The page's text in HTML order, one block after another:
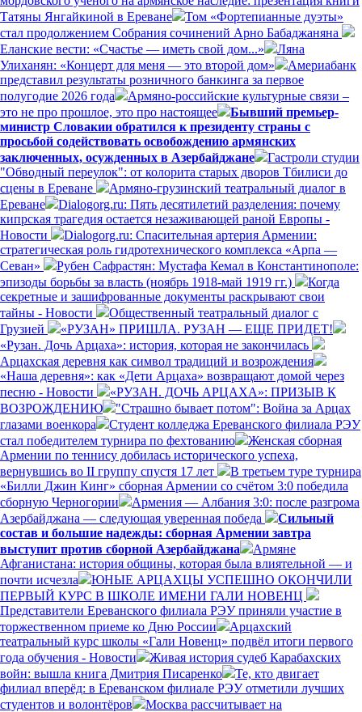
Татяны Янгайкиной в Ереване
Том «Фортепианные дуэты»
стал продолжением Собрания сочинений Арно Бабаджаняна
Еланские вести: «Счастье — иметь свой дом...»
Ляна
Улиханян: «Концерт для меня — это второй дом»
Америабанк
представил результаты розничного банкинга за первое
полугодие 2026 года
Армяно-российские культурные связи –
это не про прошлое, это про настоящее
Бывший премьер-
министр Словакии обратился к президенту страны с
просьбой содействовать освобождению армянских
заключенных, осужденных в Азербайджане
Гастроли студии
"Обводный переулок": от колорита старых дворов Тбилиси до
сцены в Ереване
Армяно-грузинский театральный диалог в
Ереване
Dialogorg.ru: Пять десятилетий разделения: почему
кипрская трагедия остается незаживающей раной Европы -
Новости
Dialogorg.ru: Спасительная артерия Армении:
стратегическая роль гидротехнического комплекса «Арпа —
Севан»
Рубен Сафрастян: Мустафа Кемал в Константинополе:
эпизоды борьбы за власть (ноябрь 1918-май 1919 гг.)
Когда
секретные и зашифрованные документы раскрывают свои
тайны - Новости
Общественный театральный диалог с
Грузией
«РУЗАН» ПРИШЛА. РУЗАН — ЕЩЕ ПРИДЕТ!
«Рузан. Дочь Арцаха»: история, которая не закончилась
Арцахская деревня как символ традиций и возрождения
«Наша деревня»: как «Дети Арцаха» возвращают домой через
песню - Новости
«РУЗАН. ДОЧЬ АРЦАХА»: ПРИЗЫВ К
ВОЗРОЖДЕНИЮ
"Страшно бывает потом": Война за Арцах
глазами военкора
Студент колледжа Ереванского филиала РЭУ
стал победителем турнира по фехтованию
Женская сборная
Армении по теннису добилась исторического успеха,
вернувшись во II группу спустя 17 лет
В третьем туре турнира
«Билли Джин Кинг» сборная Армении со счётом 3:0 победила
сборную Черногории
Армения — Албания 3:0: после разгрома
Азербайджана — следующая уверенная победа
Сильный
состав и большие надежды: сборная Армении завтра
выступит против сборной Азербайджана
Армяне
Афганистана: история общины, которая была влиятельной — и
почти исчезла
ЮНЫЕ АРЦАХЦЫ УСПЕШНО ОКОНЧИЛИ
ПЕРВЫЙ КУРС В ШКОЛЕ ИМЕНИ ГАЛИ НОВЕНЦ
Представители Ереванского филиала РЭУ приняли участие в
торжественном приеме ко Дню России
Арцахский
театральный курс школы «Гали Новенц» подвёл итоги первого
года обучения - Новости
Живая история судеб Карабахских
войн: вышла книга Дмитрия Писаренко
Те, кто двигает
филиал вперёд: в Ереванском филиале РЭУ отметили лучших
студентов и волонтёров
Москва рассчитывает на